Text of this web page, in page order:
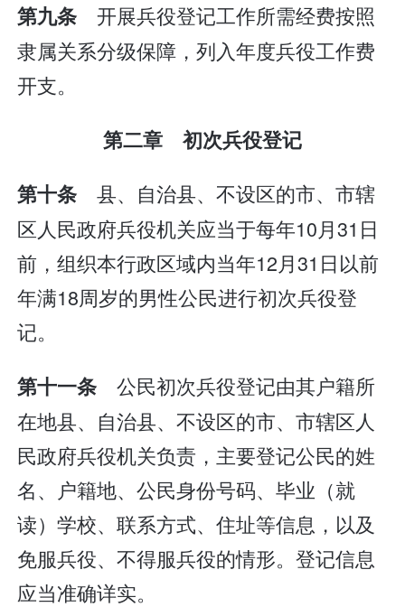
第九条开展兵役登记工作所需经费按照
隶属关系分级保障，列入年度兵役工作费
开支。
第二章 初次兵役登记
第十条县、自治县、不设区的市、市辖
区人民政府兵役机关应当于每年10月31日
前，组织本行政区域内当年12月31日以前
年满18周岁的男性公民进行初次兵役登
记。
第十一条公民初次兵役登记由其户籍所
在地县、自治县、不设区的市、市辖区人
民政府兵役机关负责，主要登记公民的姓
名、户籍地、公民身份号码、毕业（就
读）学校、联系方式、住址等信息，以及
免服兵役、不得服兵役的情形。登记信息
应当准确详实。